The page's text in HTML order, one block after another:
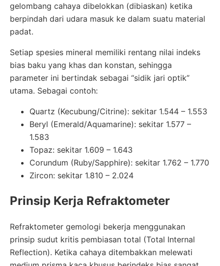
gelombang cahaya dibelokkan (dibiaskan) ketika
berpindah dari udara masuk ke dalam suatu material
padat.
Setiap spesies mineral memiliki rentang nilai indeks
bias baku yang khas dan konstan, sehingga
parameter ini bertindak sebagai “sidik jari optik”
utama. Sebagai contoh:
Quartz (Kecubung/Citrine): sekitar 1.544 – 1.553
Beryl (Emerald/Aquamarine): sekitar 1.577 –
1.583
Topaz: sekitar 1.609 – 1.643
Corundum (Ruby/Sapphire): sekitar 1.762 – 1.770
Zircon: sekitar 1.810 – 2.024
Prinsip Kerja Refraktometer
Refraktometer gemologi bekerja menggunakan
prinsip sudut kritis pembiasan total (Total Internal
Reflection). Ketika cahaya ditembakkan melewati